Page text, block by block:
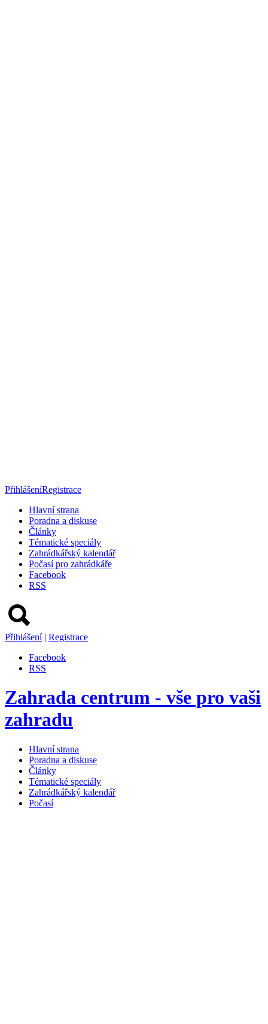
PřihlášeníRegistrace
Hlavní strana
Poradna a diskuse
Články
Tématické speciály
Zahrádkářský kalendář
Počasí pro zahrádkáře
Facebook
RSS
Přihlášení | Registrace
Facebook
RSS
Zahrada centrum - vše pro vaši
zahradu
Hlavní strana
Poradna a diskuse
Články
Tématické speciály
Zahrádkářský kalendář
Počasí